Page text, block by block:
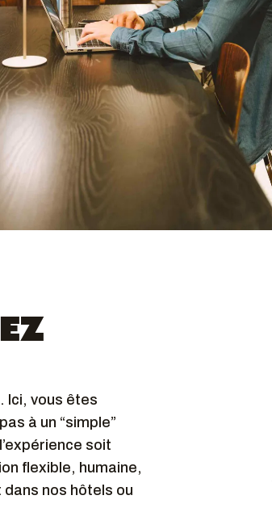
Ici, vous êtes
à un “simple”
soit
flexible, humaine,
nos hôtels ou